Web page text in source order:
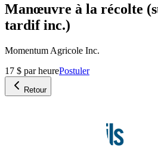
Manœuvre à la récolte
tardif inc.)
Momentum Agricole Inc.
17 $ par heurePostuler
Retour